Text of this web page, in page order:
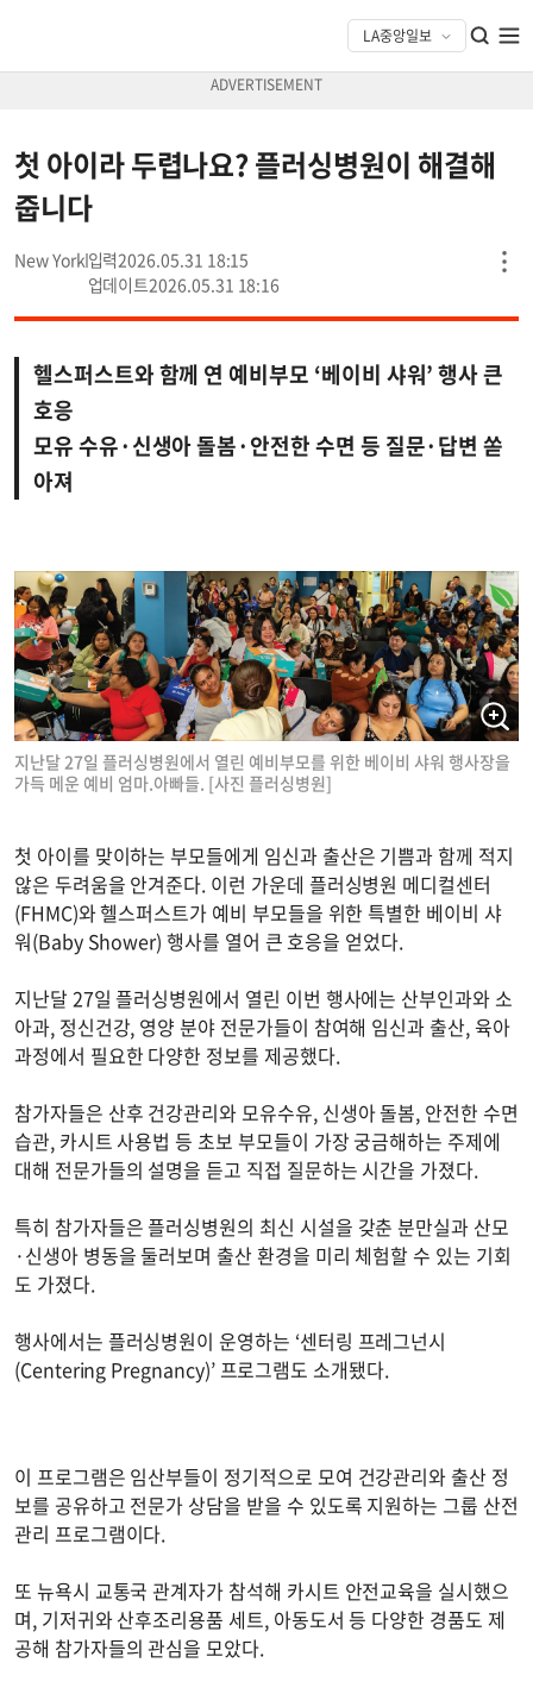
첫 아이라 두렵나요? 플러싱병원이 해결해
줍니다
New York
2026.05.31 18:15
2026.05.31 18:16
헬스퍼스트와 함께 연 예비부모 ‘베이비 샤워’ 행사 큰
호응
모유 수유·신생아 돌봄·안전한 수면 등 질문·답변 쏟
아져
지난달 27일 플러싱병원에서 열린 예비부모를 위한 베이비 샤워 행사장을
가득 메운 예비 엄마.아빠들. [사진 플러싱병원]
첫 아이를 맞이하는 부모들에게 임신과 출산은 기쁨과 함께 적지
않은 두려움을 안겨준다. 이런 가운데 플러싱병원 메디컬센터
(FHMC)와 헬스퍼스트가 예비 부모들을 위한 특별한 베이비 샤
워(Baby Shower) 행사를 열어 큰 호응을 얻었다.
지난달 27일 플러싱병원에서 열린 이번 행사에는 산부인과와 소
아과, 정신건강, 영양 분야 전문가들이 참여해 임신과 출산, 육아
과정에서 필요한 다양한 정보를 제공했다.
참가자들은 산후 건강관리와 모유수유, 신생아 돌봄, 안전한 수면
습관, 카시트 사용법 등 초보 부모들이 가장 궁금해하는 주제에
대해 전문가들의 설명을 듣고 직접 질문하는 시간을 가졌다.
특히 참가자들은 플러싱병원의 최신 시설을 갖춘 분만실과 산모
·신생아 병동을 둘러보며 출산 환경을 미리 체험할 수 있는 기회
도 가졌다.
행사에서는 플러싱병원이 운영하는 ‘센터링 프레그넌시
(Centering Pregnancy)’ 프로그램도 소개됐다.
이 프로그램은 임산부들이 정기적으로 모여 건강관리와 출산 정
보를 공유하고 전문가 상담을 받을 수 있도록 지원하는 그룹 산전
관리 프로그램이다.
또 뉴욕시 교통국 관계자가 참석해 카시트 안전교육을 실시했으
며, 기저귀와 산후조리용품 세트, 아동도서 등 다양한 경품도 제
공해 참가자들의 관심을 모았다.